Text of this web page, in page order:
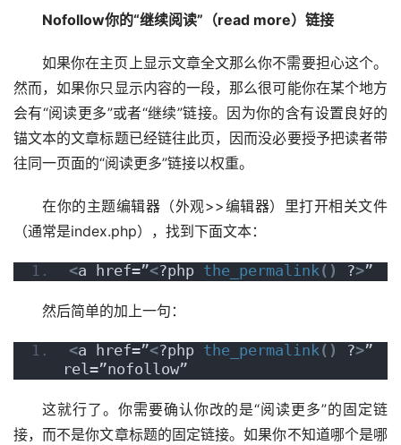
Nofollow你的“继续阅读”（read more）链接
如果你在主页上显示文章全文那么你不需要担心这个。
然而，如果你只显示内容的一段，那么很可能你在某个地方
会有“阅读更多”或者“继续”链接。因为你的含有设置良好的
锚文本的文章标题已经链往此页，因而没必要授予把读者带
往同一页面的“阅读更多”链接以权重。
在你的主题编辑器（外观>>编辑器）里打开相关文件
（通常是index.php），找到下面文本：
<a href=”<?php the_permalink() ?>”
然后简单的加上一句：
<a href=”<?php the_permalink() ?>”
rel=”nofollow”
这就行了。你需要确认你改的是“阅读更多”的固定链
接，而不是你文章标题的固定链接。如果你不知道哪个是哪